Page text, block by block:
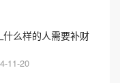
什么样的人需要补财
11-20